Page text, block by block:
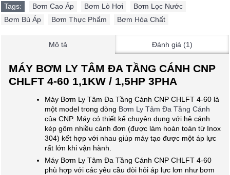
Tags: Bơm Cao Áp Bơm Lò Hơi Bơm Lọc Nước
Bơm Bù Áp
Bơm Thực Phẩm Bơm Hóa Chất
Mô tả Đánh giá (1)
MÁY BƠM LY TÂM ĐA TẦNG CÁNH CNP
CHLFT 4-60 1,1KW / 1,5HP 3PHA
Máy Bơm Ly Tâm Đa Tầng Cánh CNP CHLFT 4-60 là
một model trong dòng Bơm Ly Tâm Đa Tầng Cánh
của CNP. Máy có thiết kế chuyên dụng với hệ cánh
kép gôm nhiều cánh đơn (được làm hoàn toàn từ Inox
304) kết hợp với nhau giúp máy tạo được một áp lực
rất lớn khi vận hành.
Máy Bơm Ly Tâm Đa Tầng Cánh CNP CHLFT 4-60
phù hợp với các yêu cầu đòi hỏi áp lực lơn như bơm